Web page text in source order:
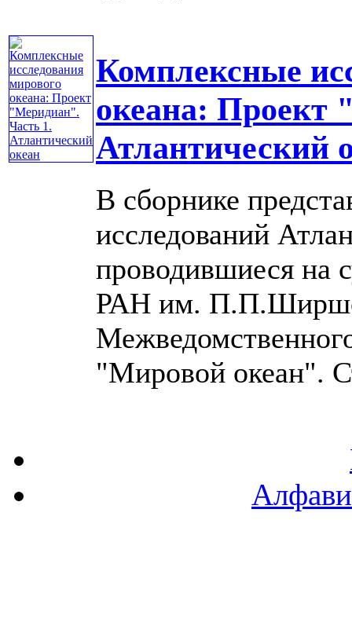
Комплексные
океана: Проект
Атлантический
В сборнике
исследований
проводившиеся на
РАН им.
"Мировой океан".